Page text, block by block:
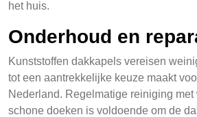
het huis.
Onderhoud en
Kunststoffen dakkapels vereisen
tot een aantrekkelijke keuze maakt
Nederland. Regelmatige reiniging met
schone doeken is voldoende om de